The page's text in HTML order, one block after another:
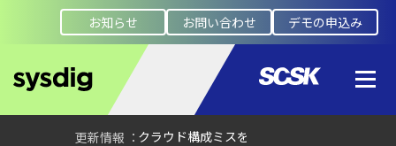
お知らせ お問い合わせ デモの申込み
検知イベント取り扱いの課題と解消策
CSPMとは？
クラウド構成ミスを未然に防ぐSecurity